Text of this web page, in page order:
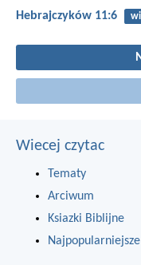
Hebrajczyków 11:6
Wiecej czytac
Tematy
Arciwum
Ksiazki Biblijne